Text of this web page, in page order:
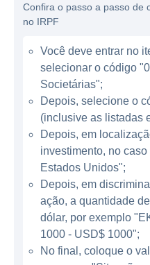
ou condições
produtos, como o
empresa permite que
caminhem e
sendo uma
fisioterapia e
ATUAÇÃO DA
A Ekso Bionics atua
de saúde, mais
reabilitação, onde
robóticos têm sido
ambientes
Confira o passo a passo de
no IRPF
Você deve entrar no
selecionar o código
Societárias";
Depois, selecione o
(inclusive as listadas
Depois, em
investimento, no
Estados Unidos";
Depois, em
ação, a quantidade
dólar, por exemplo
1000 - USD$ 1000";
No final, coloque o